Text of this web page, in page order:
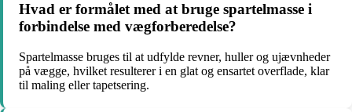
Hvad er formålet med at bruge spartelmasse i
forbindelse med vægforberedelse?
Spartelmasse bruges til at udfylde revner, huller og ujævnheder
på vægge, hvilket resulterer i en glat og ensartet overflade, klar
til maling eller tapetsering.